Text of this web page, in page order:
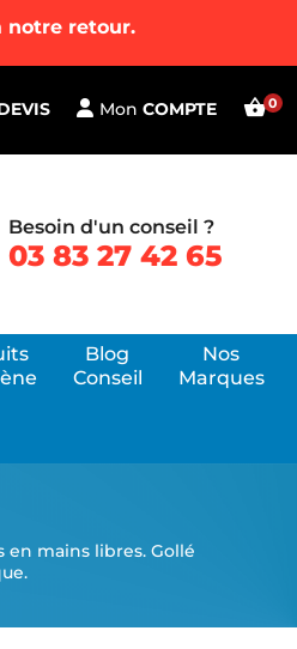
notre retour.
Mon COMPTE
Besoin d'un conseil ?
03 83 27 42 65
son objectif, le praticien kiné
tels que les ondes de choc, le
Blog
Conseil
Nos
Marques
en mains libres. Gollé